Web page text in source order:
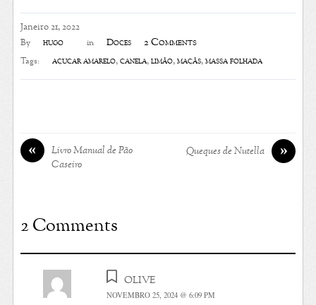
Janeiro 21, 2022
By hugo in Doces 2 Comments
Tags: açúcar amarelo,canela,limão,maçãs,massa folhada
«
Livro Manual de Pão
Caseiro
»
Queques de Nutella
2 Comments
olive
NOVEMBRO 25, 2024 @ 6:09 PM